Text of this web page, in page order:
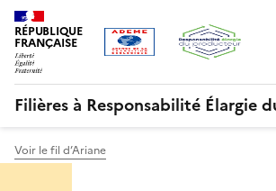
Aller
au
contenu
principal
RÉPUBLIQUE
FRANÇAISE
Filières à Responsabilité Élargie
Voir le fil d’Ariane
Gestion des cookies